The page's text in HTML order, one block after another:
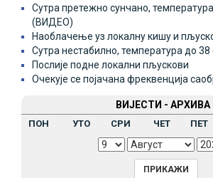
Сутра претежно сунчано,
(ВИДЕО)
Наоблачење уз локалну кишу и
Сутра нестабилно, температура до
Послије подне локални пљускови
Очекује се појачана фреквенција
ВИЈЕСТИ - АРХИВА
ПОН УТО СРИ ЧЕТ ПЕТ